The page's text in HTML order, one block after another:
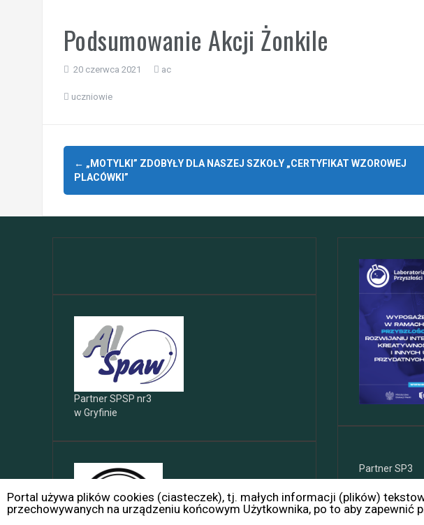
Podsumowanie Akcji Żonkile
20 czerwca 2021 ac
uczniowie
Zobacz
wpisy
← „MOTYLKI” ZDOBYŁY DLA NASZEJ SZKOŁY „CERTYFIKAT WZOROWEJ
PLACÓWKI”
Partner SPSP nr3
w Gryfinie
Partner SP3
Portal używa plików cookies (ciasteczek), tj. małych informacji (plików)
przechowywanych na urządzeniu końcowym Użytkownika, po to aby zapewnić